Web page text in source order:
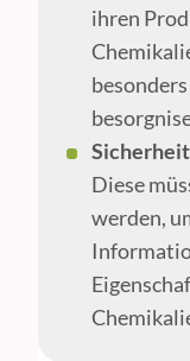
ihren
Diese
werden,